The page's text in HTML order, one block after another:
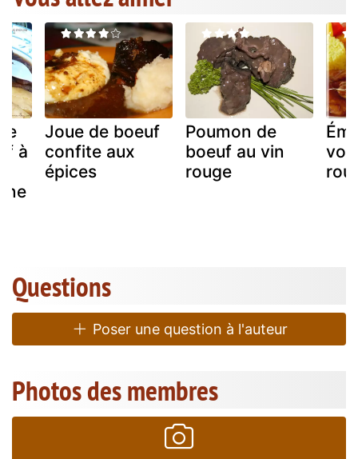
à
Joue de boeuf
confite aux
épices
Poumon de
boeuf au vin
rouge
Questions
Poser une question à l'auteur
Photos des membres